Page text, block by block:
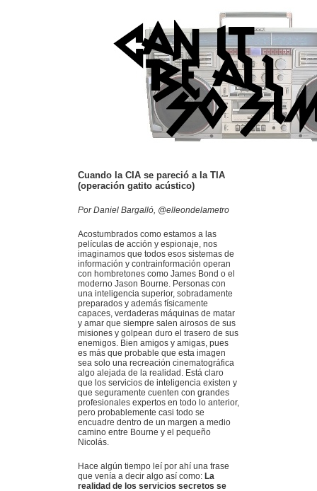
Cuando la CIA se pareció a la TIA
(operación gatito acústico)
Por Daniel Bargalló, @elleondelametro
Acostumbrados como estamos a las
películas de acción y espionaje, nos
imaginamos que todos esos sistemas de
información y contrainformación operan
con hombretones como James Bond o el
moderno Jason Bourne. Personas con
una inteligencia superior, sobradamente
preparados y además físicamente
capaces, verdaderas máquinas de matar
y amar que siempre salen airosos de sus
misiones y golpean duro el trasero de sus
enemigos. Bien amigos y amigas, pues
es más que probable que esta imagen
sea solo una recreación cinematográfica
algo alejada de la realidad. Está claro
que los servicios de inteligencia existen y
que seguramente cuenten con grandes
profesionales expertos en todo lo anterior,
pero probablemente casi todo se
encuadre dentro de un margen a medio
camino entre Bourne y el pequeño
Nicolás.
Hace algún tiempo leí por ahí una frase
que venía a decir algo así como: La
realidad de los servicios secretos se